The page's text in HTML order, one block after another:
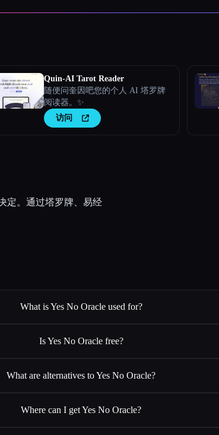
Quin-AI Tarot Reader
随便问奎因吧您的个人 AI 塔罗牌
阅读器。✨
访问
定。通过塔罗牌、易经
What is Yes No Oracle used for?
Is Yes No Oracle free?
What are alternatives to Yes No Oracle?
Where can I get Yes No Oracle?